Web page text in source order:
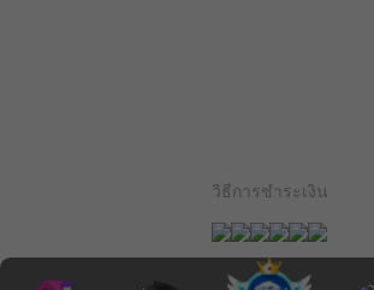
วิธีการชำระเงิน